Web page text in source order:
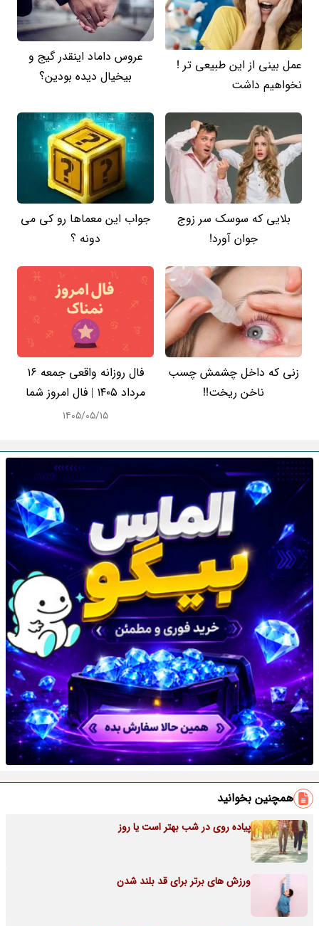
عمل بینی از این طبیعی تر !
نخواهیم داشت
عروس داماد اینقدر گیج و
بیخیال دیده بودین؟
بلایی که سوسک سر زوج
جوان آورد!
جواب این معماها رو کی می
دونه ؟
زنی که داخل چشمش چسب
ناخن ریخت!!
فال روزانه واقعی جمعه ۱۶
مرداد ۱۴۰۵ | فال امروز شما
۱۴۰۵/۰۵/۱۵
همچنین بخوانید
پیاده روی در شب بهتر است یا روز
ورزش های برتر برای قد بلند شدن